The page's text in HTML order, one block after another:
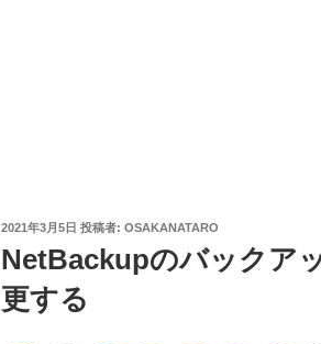
投
日:
2021年3月5日 投稿者: OSAKANATARO
NetBackupのバックア
更する